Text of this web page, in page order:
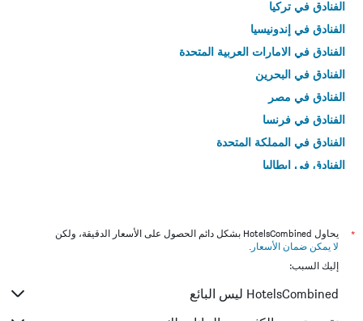
الفنادق في تركيا
الفنادق في إندونيسيا
الفنادق في الامارات العربية المتحدة
الفنادق في البحرين
الفنادق في مصر
الفنادق في فرنسا
الفنادق في المملكة المتحدة
الفنادق في إيطاليا
*
يحاول HotelsCombined بشكل دائم الحصول على الأسعار الدقيقة، ولكن
لا يمكن ضمان الأسعار .
إليك السبب:
HotelsCombined ليس البائع